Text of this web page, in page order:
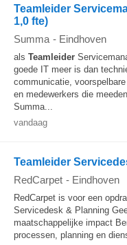
Teamleider
1,0 fte)
Summa - Eindhoven
als Teamleider
goede IT meer is dan
communicatie,
en medewerkers die
Summa...
vandaag
Teamleider
RedCarpet - Eindhoven
RedCarpet is voor een
Servicedesk & Planning
maatschappelijke impact
processen, planning en